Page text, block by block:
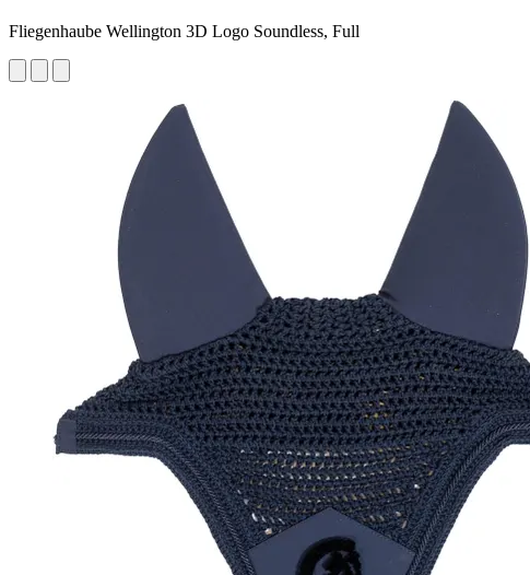
Fliegenhaube Wellington 3D Logo Soundless, Full